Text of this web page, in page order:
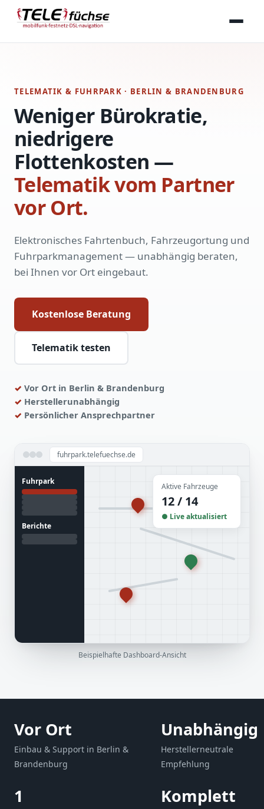
TELEMATIK & FUHRPARK · BERLIN & BRANDENBURG
Weniger Bürokratie,
niedrigere
Flottenkosten —
Telematik vom Partner
vor Ort.
Elektronisches Fahrtenbuch, Fahrzeugortung und
Fuhrparkmanagement — unabhängig beraten,
bei Ihnen vor Ort eingebaut.
Kostenlose Beratung
Telematik testen
Vor Ort in Berlin & Brandenburg
Herstellerunabhängig
Persönlicher Ansprechpartner
fuhrpark.telefuechse.de
Fuhrpark
Berichte
Aktive Fahrzeuge
12 / 14
● Live aktualisiert
Beispielhafte Dashboard-Ansicht
Vor Ort
Einbau & Support in Berlin &
Brandenburg
Unabhängig
Herstellerneutrale
Empfehlung
1
Komplett